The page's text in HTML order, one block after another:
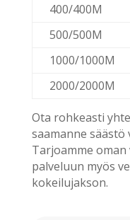
400/400M
500/500M
1000/1000M
2000/2000M
Ota rohkeasti
saamanne säästö
Tarjoamme
palveluun myös
kokeilujakson.